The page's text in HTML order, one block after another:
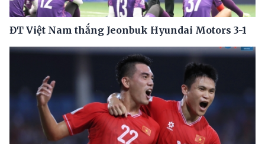
ĐT Việt Nam thắng Jeonbuk Hyundai Motors 3-1